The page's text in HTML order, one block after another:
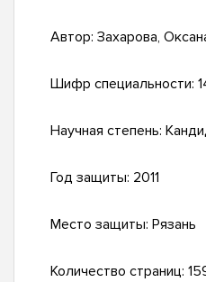
Автор: Захарова,
Шифр специальности:
Научная степень:
Год защиты: 2011
Место защиты: Рязань
Количество страниц: